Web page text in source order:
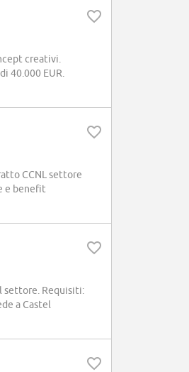
creativi.
40.000 EUR.
CCNL settore
e benefit
settore. Requisiti:
a Castel